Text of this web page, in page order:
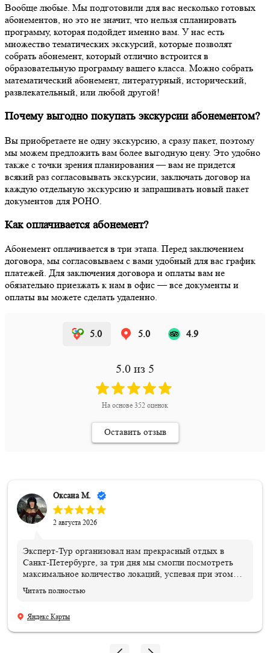
Вообще любые. Мы подготовили для вас несколько готовых
абонементов, но это не значит, что нельзя спланировать
программу, которая подойдет именно вам. У нас есть
множество тематических экскурсий, которые позволят
собрать абонемент, который отлично встроится в
образовательную программу вашего класса. Можно собрать
математический абонемент, литературный, исторический,
развлекательный, или любой другой!
Почему выгодно покупать экскурсии абонементом?
Вы приобретаете не одну экскурсию, а сразу пакет, поэтому
мы можем предложить вам более выгодную цену. Это удобно
также с точки зрения планирования — вам не придется
всякий раз согласовывать экскурсии, заключать договор на
каждую отдельную экскурсию и запрашивать новый пакет
документов для РОНО.
Как оплачивается абонемент?
Абонемент оплачивается в три этапа. Перед заключением
договора, мы согласовываем с вами удобный для вас график
платежей. Для заключения договора и оплаты вам не
обязательно приезжать к нам в офис — все документы и
оплаты вы можете сделать удаленно.
5.0 5.0 4.9
5.0 из 5
На основе 352 оценок
Оставить отзыв
Оксана М.
2 августа 2026
Эксперт-Тур организовал нам прекрасный отдых в
Санкт-Петербурге, за три дня мы смогли посмотреть
максимальное количество локаций, успевая при этом
вкусно пообедать в ресторанах города. Спасибо
из Ростова-на-Дону. Эта была незабываемая поездка,
начиная со встречи нас на вокзале, расселением в
Читать полностью
Яндекс Карты